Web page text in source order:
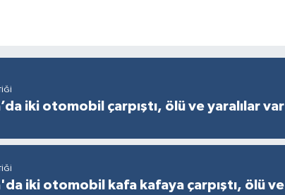
iki otomobil çarpıştı, ölü ve yaralılar var
iki otomobil kafa kafaya çarpıştı, ölü ve